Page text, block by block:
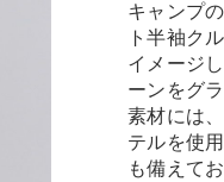
キャンプ
ト半袖ク
イメージ
ーンをグ
素材には
テルを使
も備えて